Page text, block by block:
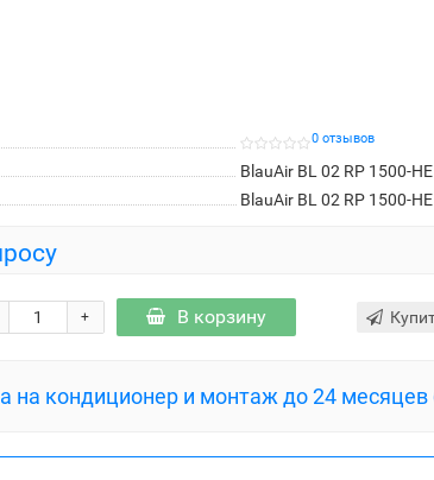
0 отзывов
BlauAir BL 02 RP 1500-
BlauAir BL 02 RP 1500-
+ В корзину
на кондиционер и монтаж до 24 месяцев